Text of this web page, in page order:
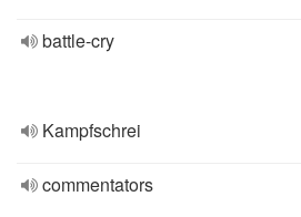
battle-cry
Kampfschrei
commentators